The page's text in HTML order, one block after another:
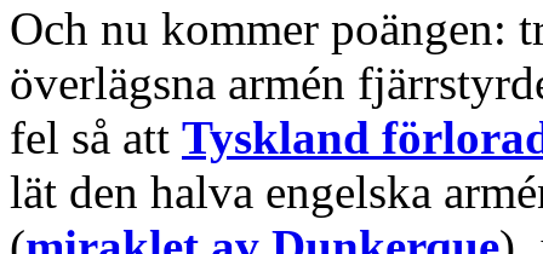
Och nu kommer poängen:
överlägsna armén
fel så att Tyskland
lät den halva engelska